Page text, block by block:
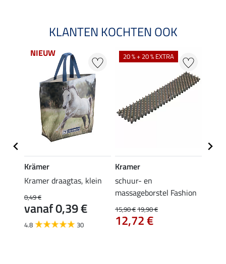
KLANTEN KOCHTEN OOK
NIEUW
Krämer
Kramer draagtas, klein
0,49 €
vanaf 0,39 €
4.8 30
20 % + 20 % EXTRA
Kramer
schuur- en
massageborstel Fashion
15,90 €19,90 €
12,72 €